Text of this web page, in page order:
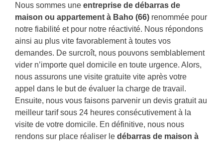
Nous sommes une entreprise de débarras de
maison ou appartement à Baho (66) renommée pour
notre fiabilité et pour notre réactivité. Nous répondons
ainsi au plus vite favorablement à toutes vos
demandes. De surcroît, nous pouvons semblablement
vider n’importe quel domicile en toute urgence. Alors,
nous assurons une visite gratuite vite après votre
appel dans le but de évaluer la charge de travail.
Ensuite, nous vous faisons parvenir un devis gratuit au
meilleur tarif sous 24 heures consécutivement à la
visite de votre domicile. En définitive, nous nous
rendons sur place réaliser le débarras de maison à